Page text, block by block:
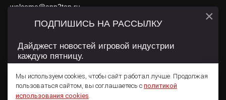
welcome@app2top.ru
При использовании материалов активная ссылка на
Сайт использует IP адреса, cookie, данные геолокации
использования содержатся вПолитике конфиденциальностии
Пользовательском соглашении .
Мы используем cookies, чтобы сайт работал лучше. Продолжая
пользоваться сайтом, вы соглашаетесь с политикой
использования cookies.
ПОДПИШИСЬ НА РАССЫЛКУ
Дайджест новостей игровой индустрии
каждую пятницу.
×